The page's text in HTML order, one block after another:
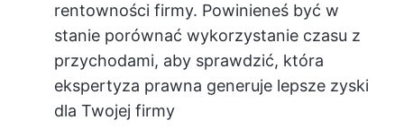
rentowności firmy. Powinieneś być w
stanie porównać wykorzystanie czasu z
przychodami, aby sprawdzić, która
ekspertyza prawna generuje lepsze zyski
dla Twojej firmy